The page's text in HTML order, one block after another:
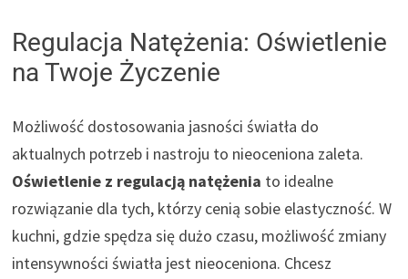
Regulacja Natężenia: Oświetlenie
na Twoje Życzenie
Możliwość dostosowania jasności światła do
aktualnych potrzeb i nastroju to nieoceniona zaleta.
Oświetlenie z regulacją natężenia to idealne
rozwiązanie dla tych, którzy cenią sobie elastyczność. W
kuchni, gdzie spędza się dużo czasu, możliwość zmiany
intensywności światła jest nieoceniona. Chcesz